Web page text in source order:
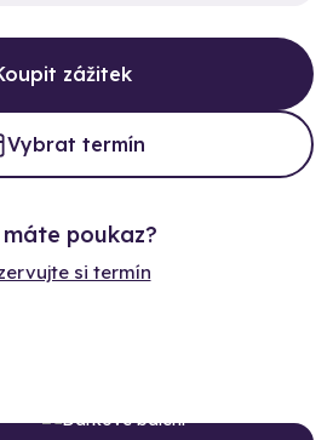
zážitek
Vybrat termín
poukaz?
si termín